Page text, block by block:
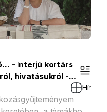
- Interjú kortárs
hivatásukról -
kézi szövő
Hír